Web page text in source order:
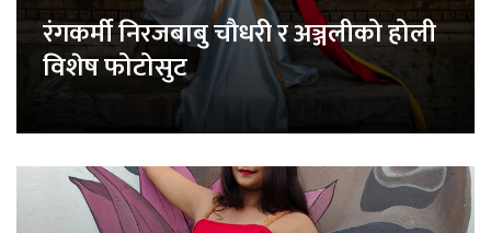
रंगकर्मी निरजबाबु चौधरी र अञ्जलीको होली
विशेष फोटोसुट